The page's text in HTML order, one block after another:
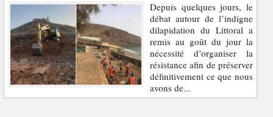
Depuis quelques jours, le
débat autour de l’indigne
dilapidation du Littoral a
remis au goût du jour la
nécessité d’organiser la
résistance afin de préserver
définitivement ce que nous
avons de...